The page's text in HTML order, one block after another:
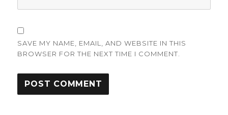
SAVE MY NAME, EMAIL, AND WEBSITE IN THIS
BROWSER FOR THE NEXT TIME I COMMENT.